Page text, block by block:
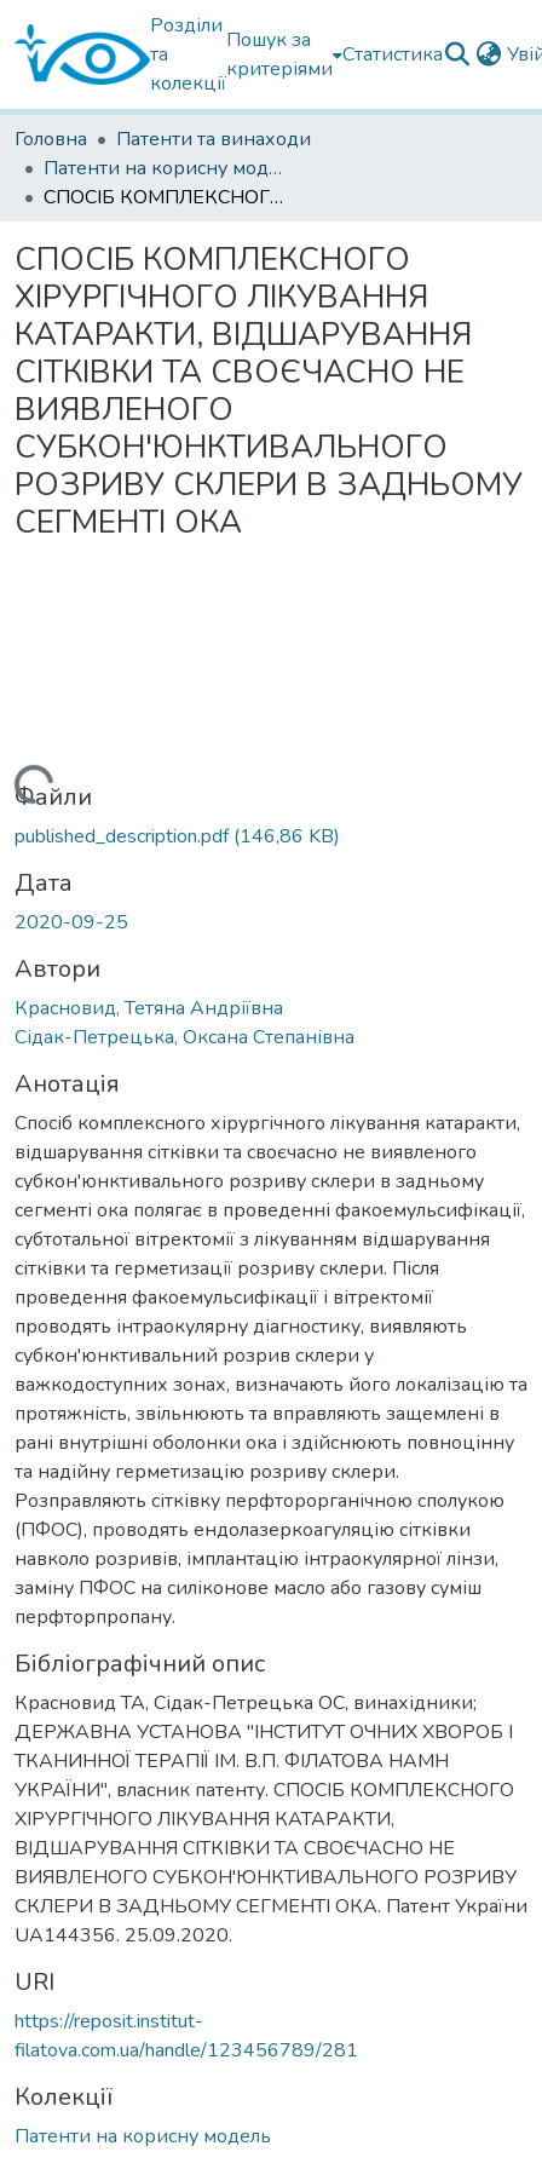
Розділи
та
колекції
Пошук за
критеріями
Статистика
Головна
Патенти та винаходи
Патенти на корисну модель
СПОСІБ КОМПЛЕКСНОГО ХІРУРГІЧНОГО ЛІКУВАННЯ КАТАРАКТИ, ВІДШАРУВАННЯ СІТКІВКИ ТА СВОЄЧАСНО НЕ ВИЯВЛЕНОГО СУБКОН'ЮНКТИВАЛЬНОГО РОЗРИВУ СКЛЕРИ В ЗАДНЬОМУ СЕГМЕНТІ ОКА
СПОСІБ КОМПЛЕКСНОГО
ХІРУРГІЧНОГО ЛІКУВАННЯ
КАТАРАКТИ, ВІДШАРУВАННЯ
СІТКІВКИ ТА СВОЄЧАСНО НЕ
ВИЯВЛЕНОГО
СУБКОН'ЮНКТИВАЛЬНОГО
РОЗРИВУ СКЛЕРИ В ЗАДНЬОМУ
СЕГМЕНТІ ОКА
Вантажиться...
Файли
published_description.pdf(146,86 KB)
Дата
2020-09-25
Автори
Красновид, Тетяна Андріївна
Сідак-Петрецька, Оксана Степанівна
Анотація
Спосіб комплексного хірургічного лікування катаракти,
відшарування сітківки та своєчасно не виявленого
субкон'юнктивального розриву склери в задньому
сегменті ока полягає в проведенні факоемульсифікації,
субтотальної вітректомії з лікуванням відшарування
сітківки та герметизації розриву склери. Після
проведення факоемульсифікації і вітректомії
проводять інтраокулярну діагностику, виявляють
субкон'юнктивальний розрив склери у
важкодоступних зонах, визначають його локалізацію та
протяжність, звільнюють та вправляють защемлені в
рані внутрішні оболонки ока і здійснюють повноцінну
та надійну герметизацію розриву склери.
Розправляють сітківку перфторорганічною сполукою
(ПФОС), проводять ендолазеркоагуляцію сітківки
навколо розривів, імплантацію інтраокулярної лінзи,
заміну ПФОС на силіконове масло або газову суміш
перфторпропану.
Бібліографічний опис
Красновид ТА, Сідак-Петрецька ОС, винахідники;
ДЕРЖАВНА УСТАНОВА "ІНСТИТУТ ОЧНИХ ХВОРОБ І
ТКАНИННОЇ ТЕРАПІЇ ІМ. В.П. ФІЛАТОВА НАМН
УКРАЇНИ", власник патенту. СПОСІБ КОМПЛЕКСНОГО
ХІРУРГІЧНОГО ЛІКУВАННЯ КАТАРАКТИ,
ВІДШАРУВАННЯ СІТКІВКИ ТА СВОЄЧАСНО НЕ
ВИЯВЛЕНОГО СУБКОН'ЮНКТИВАЛЬНОГО РОЗРИВУ
СКЛЕРИ В ЗАДНЬОМУ СЕГМЕНТІ ОКА. Патент України
UA144356. 25.09.2020.
URI
https://reposit.institut-
filatova.com.ua/handle/123456789/281
Колекції
Патенти на корисну модель